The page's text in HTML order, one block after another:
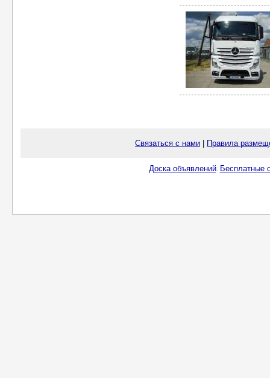
Связаться с нами Правила
Доска объявлений. Бесплатные